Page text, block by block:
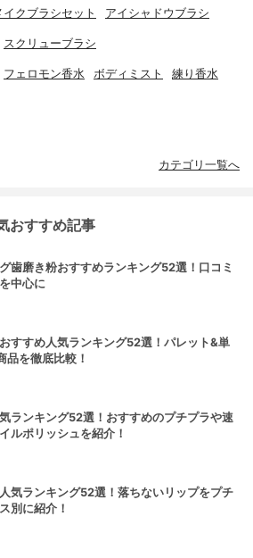
イクブラシセット アイシャドウブラシ
スクリューブラシ
フェロモン香水 ボディミスト 練り香水
カテゴリ一覧へ
おすすめ記事
歯磨き粉おすすめランキング52選！口コミ
中心に
すすめ人気ランキング52選！パレット&単
品を徹底比較！
ランキング52選！おすすめのプチプラや速
ルポリッシュを紹介！
気ランキング52選！落ちないリップをプチ
別に紹介！